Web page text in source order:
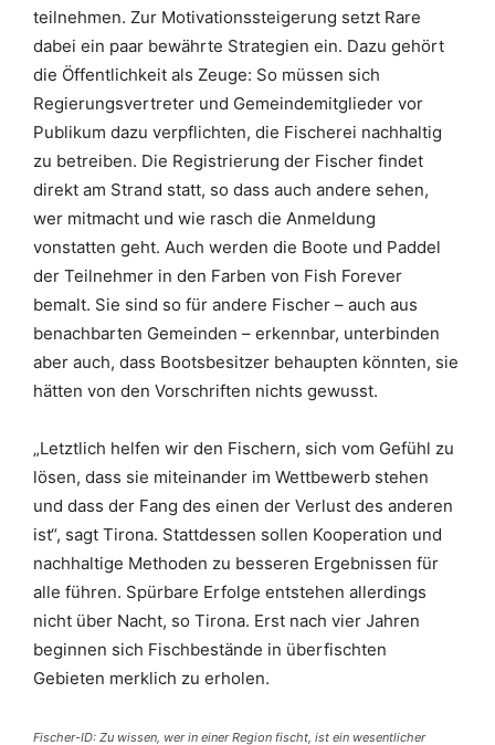
teilnehmen. Zur Motivationssteigerung setzt Rare
dabei ein paar bewährte Strategien ein. Dazu gehört
die Öffentlichkeit als Zeuge: So müssen sich
Regierungsvertreter und Gemeindemitglieder vor
Publikum dazu verpflichten, die Fischerei nachhaltig
zu betreiben. Die Registrierung der Fischer findet
direkt am Strand statt, so dass auch andere sehen,
wer mitmacht und wie rasch die Anmeldung
vonstatten geht. Auch werden die Boote und Paddel
der Teilnehmer in den Farben von Fish Forever
bemalt. Sie sind so für andere Fischer – auch aus
benachbarten Gemeinden – erkennbar, unterbinden
aber auch, dass Bootsbesitzer behaupten könnten, sie
hätten von den Vorschriften nichts gewusst.
„Letztlich helfen wir den Fischern, sich vom Gefühl zu
lösen, dass sie miteinander im Wettbewerb stehen
und dass der Fang des einen der Verlust des anderen
ist“, sagt Tirona. Stattdessen sollen Kooperation und
nachhaltige Methoden zu besseren Ergebnissen für
alle führen. Spürbare Erfolge entstehen allerdings
nicht über Nacht, so Tirona. Erst nach vier Jahren
beginnen sich Fischbestände in überfischten
Gebieten merklich zu erholen.
Fischer-ID: Zu wissen, wer in einer Region fischt, ist ein wesentlicher